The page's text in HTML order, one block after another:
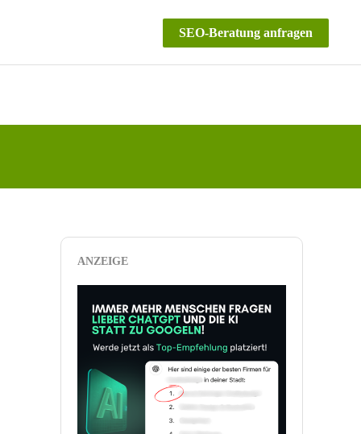
SEO-Beratung anfragen
ANZEIGE